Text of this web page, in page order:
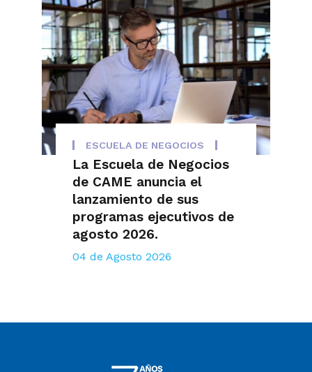
ESCUELA DE NEGOCIOS
La Escuela de Negocios
de CAME anuncia el
lanzamiento de sus
programas ejecutivos de
agosto 2026.
04 de Agosto 2026